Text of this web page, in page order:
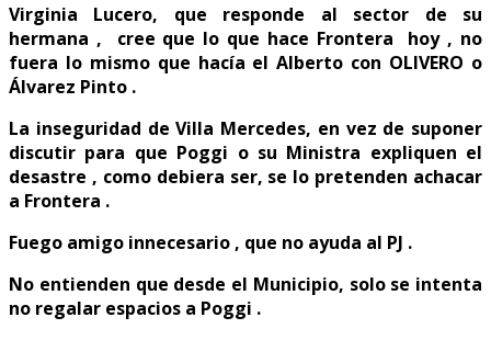
Virginia Lucero, que responde al sector de su
hermana , cree que lo que hace Frontera hoy , no
fuera lo mismo que hacía el Alberto con OLIVERO o
Álvarez Pinto .
La inseguridad de Villa Mercedes, en vez de suponer
discutir para que Poggi o su Ministra expliquen el
desastre , como debiera ser, se lo pretenden achacar
a Frontera .
Fuego amigo innecesario , que no ayuda al PJ .
No entienden que desde el Municipio, solo se intenta
no regalar espacios a Poggi .